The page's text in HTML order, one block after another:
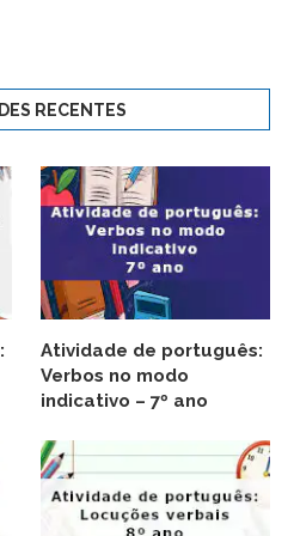
RECENTES
Atividade de português:
Verbos no modo
indicativo – 7º ano